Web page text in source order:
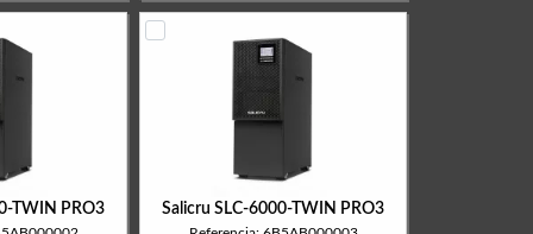
TWIN PRO3 Salicru SLC-6000-TWIN PRO3